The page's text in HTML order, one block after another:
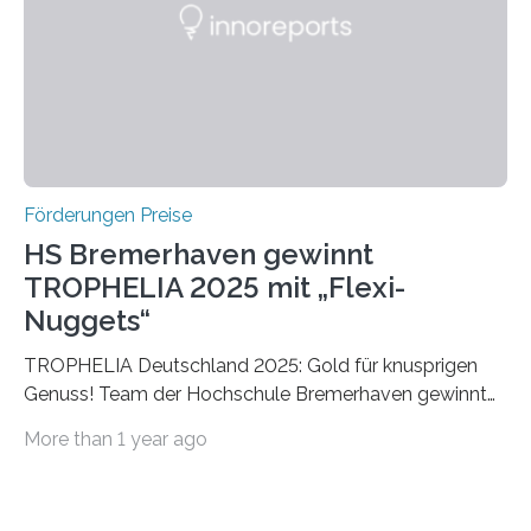
Foundation, des BIAL Award in Biomedicine ist in
Förderungen Preise
HS Bremerhaven gewinnt
TROPHELIA 2025 mit „Flexi-
Nuggets“
TROPHELIA Deutschland 2025: Gold für knusprigen
Genuss! Team der Hochschule Bremerhaven gewinnt
ECOTROPHELIAMit der Produktidee “Flexi-Nuggets”
More than 1 year ago